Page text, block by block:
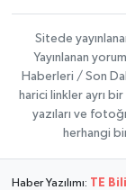
Sitede
Yayınlanan
Haberleri / Son
harici linkler ayrı
yazıları ve
herhangi
Haber Yazılımı: TE